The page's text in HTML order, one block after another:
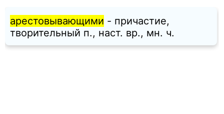
арестовывающими - причастие,
творительный п., наст. вр., мн. ч.